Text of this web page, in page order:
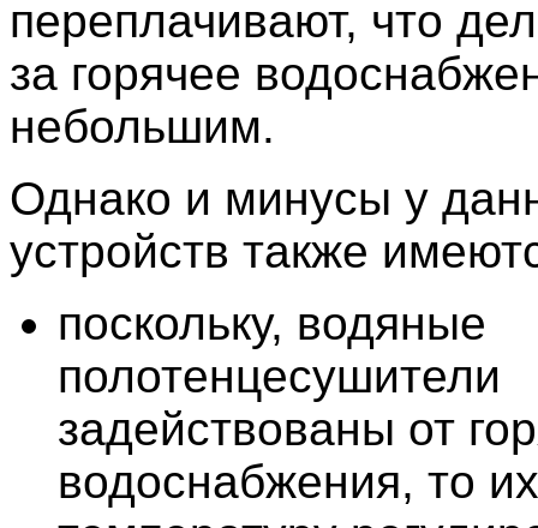
переплачивают, что
за горячее
небольшим.
Однако и минусы у
устройств также
поскольку, водяные
полотенцесушители
задействованы от
водоснабжения, то их